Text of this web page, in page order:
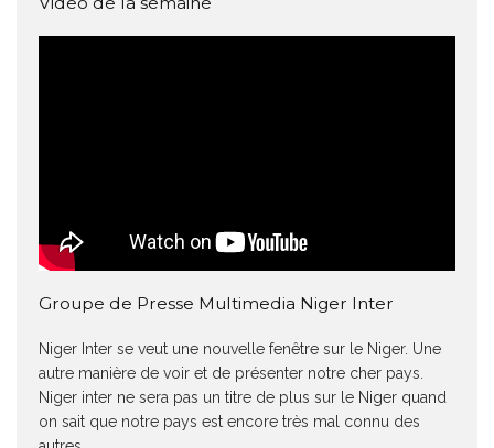
Groupe de Presse Multimedia Niger Inter
Niger Inter se veut une nouvelle fenêtre sur le Niger. Une
autre manière de voir et de présenter notre cher pays.
Niger inter ne sera pas un titre de plus sur le Niger quand
on sait que notre pays est encore très mal connu des